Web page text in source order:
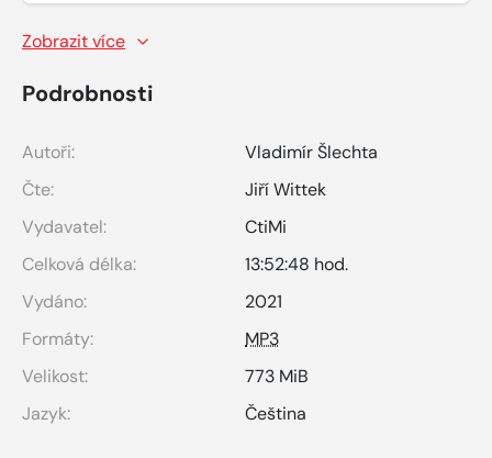
Zobrazit více
Podrobnosti
Autoři:
Vladimír Šlechta
Čte:
Jiří Wittek
Vydavatel:
CtiMi
Celková délka:
13:52:48 hod.
Vydáno:
2021
Formáty:
MP3
Velikost:
773 MiB
Jazyk:
Čeština